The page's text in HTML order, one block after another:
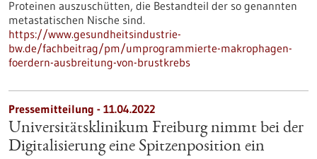
Proteinen auszuschütten, die Bestandteil der so genannten
metastatischen Nische sind.
https://www.gesundheitsindustrie-
bw.de/fachbeitrag/pm/umprogrammierte-makrophagen-
foerdern-ausbreitung-von-brustkrebs
Pressemitteilung - 11.04.2022
Universitätsklinikum Freiburg nimmt bei der
Digitalisierung eine Spitzenposition ein